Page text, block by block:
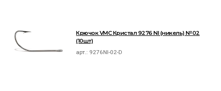
Крючок VMC Кристал 9276 NI (никель) №02
(10шт)
арт.: 9276NI-02-D